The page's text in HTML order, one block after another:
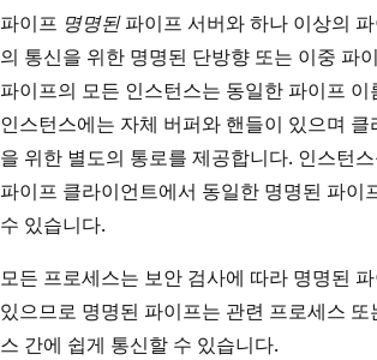
파이프 명명된파이프 서버와 하나 이상의
의 통신을 위한 명명된 단방향 또는 이중 파
파이프의 모든 인스턴스는 동일한 파이프
인스턴스에는 자체 버퍼와 핸들이 있으며
을 위한 별도의 통로를 제공합니다. 인스턴
파이프 클라이언트에서 동일한 명명된 파이
수 있습니다.
모든 프로세스는 보안 검사에 따라 명명된
있으므로 명명된 파이프는 관련 프로세스 또
스 간에 쉽게 통신할 수 있습니다.